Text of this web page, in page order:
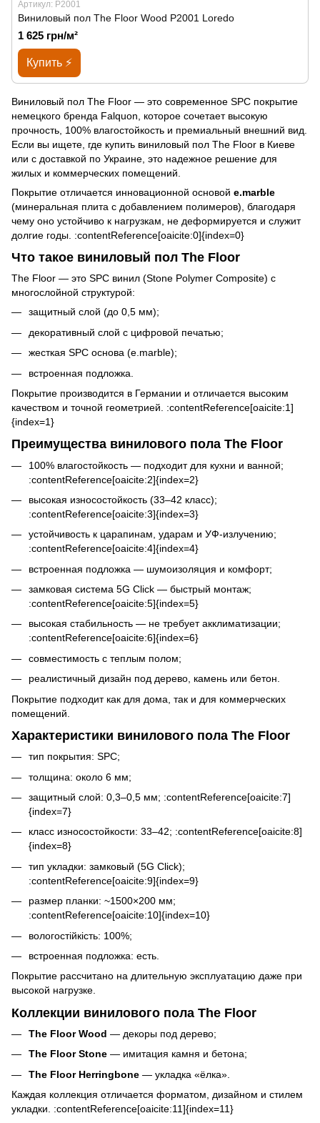
Артикул: P2001
Виниловый пол The Floor Wood P2001 Loredo
1 625 грн/м²
Купить ⚡
Виниловый пол The Floor — это современное SPC покрытие
немецкого бренда Falquon, которое сочетает высокую
прочность, 100% влагостойкость и премиальный внешний вид.
Если вы ищете, где купить виниловый пол The Floor в Киеве
или с доставкой по Украине, это надежное решение для
жилых и коммерческих помещений.
Покрытие отличается инновационной основой e.marble
(минеральная плита с добавлением полимеров), благодаря
чему оно устойчиво к нагрузкам, не деформируется и служит
долгие годы. :contentReference[oaicite:0]{index=0}
Что такое виниловый пол The Floor
The Floor — это SPC винил (Stone Polymer Composite) с
многослойной структурой:
защитный слой (до 0,5 мм);
декоративный слой с цифровой печатью;
жесткая SPC основа (e.marble);
встроенная подложка.
Покрытие производится в Германии и отличается высоким
качеством и точной геометрией. :contentReference[oaicite:1]
{index=1}
Преимущества винилового пола The Floor
100% влагостойкость — подходит для кухни и ванной;
:contentReference[oaicite:2]{index=2}
высокая износостойкость (33–42 класс);
:contentReference[oaicite:3]{index=3}
устойчивость к царапинам, ударам и УФ-излучению;
:contentReference[oaicite:4]{index=4}
встроенная подложка — шумоизоляция и комфорт;
замковая система 5G Click — быстрый монтаж;
:contentReference[oaicite:5]{index=5}
высокая стабильность — не требует акклиматизации;
:contentReference[oaicite:6]{index=6}
совместимость с теплым полом;
реалистичный дизайн под дерево, камень или бетон.
Покрытие подходит как для дома, так и для коммерческих
помещений.
Характеристики винилового пола The Floor
тип покрытия: SPC;
толщина: около 6 мм;
защитный слой: 0,3–0,5 мм; :contentReference[oaicite:7]
{index=7}
класс износостойкости: 33–42; :contentReference[oaicite:8]
{index=8}
тип укладки: замковый (5G Click);
:contentReference[oaicite:9]{index=9}
размер планки: ~1500×200 мм;
:contentReference[oaicite:10]{index=10}
вологостійкість: 100%;
встроенная подложка: есть.
Покрытие рассчитано на длительную эксплуатацию даже при
высокой нагрузке.
Коллекции винилового пола The Floor
The Floor Wood — декоры под дерево;
The Floor Stone — имитация камня и бетона;
The Floor Herringbone — укладка «ёлка».
Каждая коллекция отличается форматом, дизайном и стилем
укладки. :contentReference[oaicite:11]{index=11}